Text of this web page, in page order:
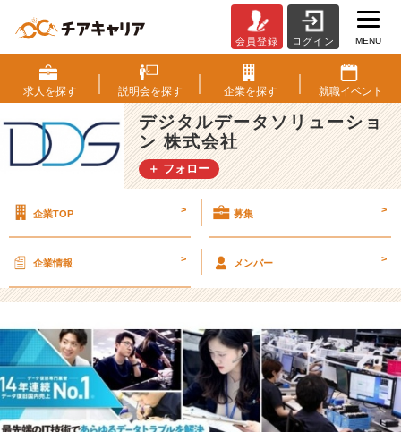
5
新
卒
採
用！
始
動！！！
タ
ー
ソ
リ
ュ
ー
シ
ョ
会員登録 ログイン MENU
求人を探す 説明会を探す 企業を探す 就職イベント
デジタルデータソリューショ
ン 株式会社
＋ フォロー
企業TOP > 募集 >
企業情報 > メンバー >